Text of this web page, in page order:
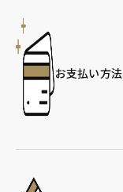
お支払い方法